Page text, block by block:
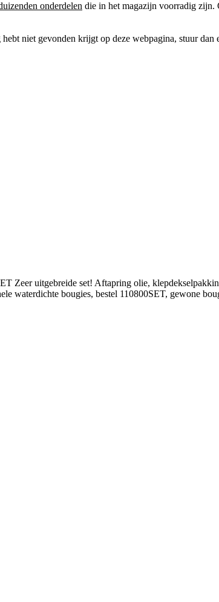
onderdelen die in het magazijn voorradig zijn.
niet gevonden krijgt op deze webpagina, stuur dan
Zeer uitgebreide set! Aftapring olie,
waterdichte bougies, bestel 110800SET, gewone